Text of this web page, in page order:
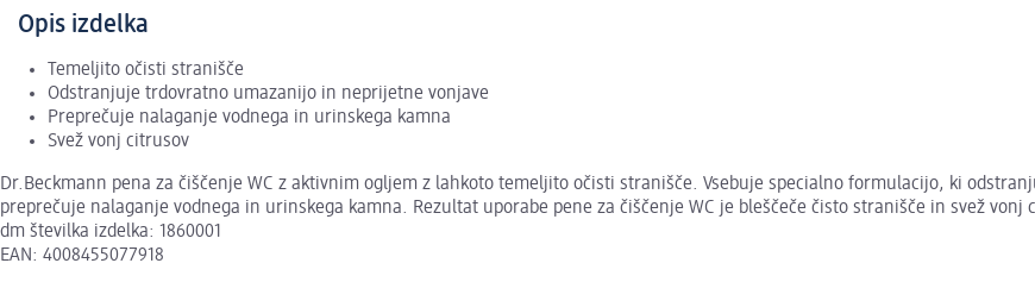
Opis izdelka
Temeljito očisti stranišče
Odstranjuje trdovratno umazanijo in neprijetne vonjave
Preprečuje nalaganje vodnega in urinskega kamna
Svež vonj citrusov
Dr.Beckmann pena za čiščenje WC z aktivnim ogljem z lahkoto temeljito očisti stranišče. Vsebuje specialno formulacijo, ki
preprečuje nalaganje vodnega in urinskega kamna. Rezultat uporabe pene za čiščenje WC je bleščeče čisto stranišče in svež vonj
dm številka izdelka: 1860001
EAN: 4008455077918